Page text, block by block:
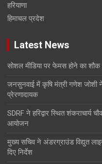
हरियाणा
हिमाचल प्रदेश
Latest News
सोशल मीडिया पर फेमस होने का शौक
जनसुनवाई में कृषि मंत्री गणेश जोशी
प्रेरणादायक
SDRF ने हरिद्वार स्थित शंकराचार्य
आयोजन
मुख्य सचिव ने अंडरग्राउंड विद्युत
दिए निर्देश